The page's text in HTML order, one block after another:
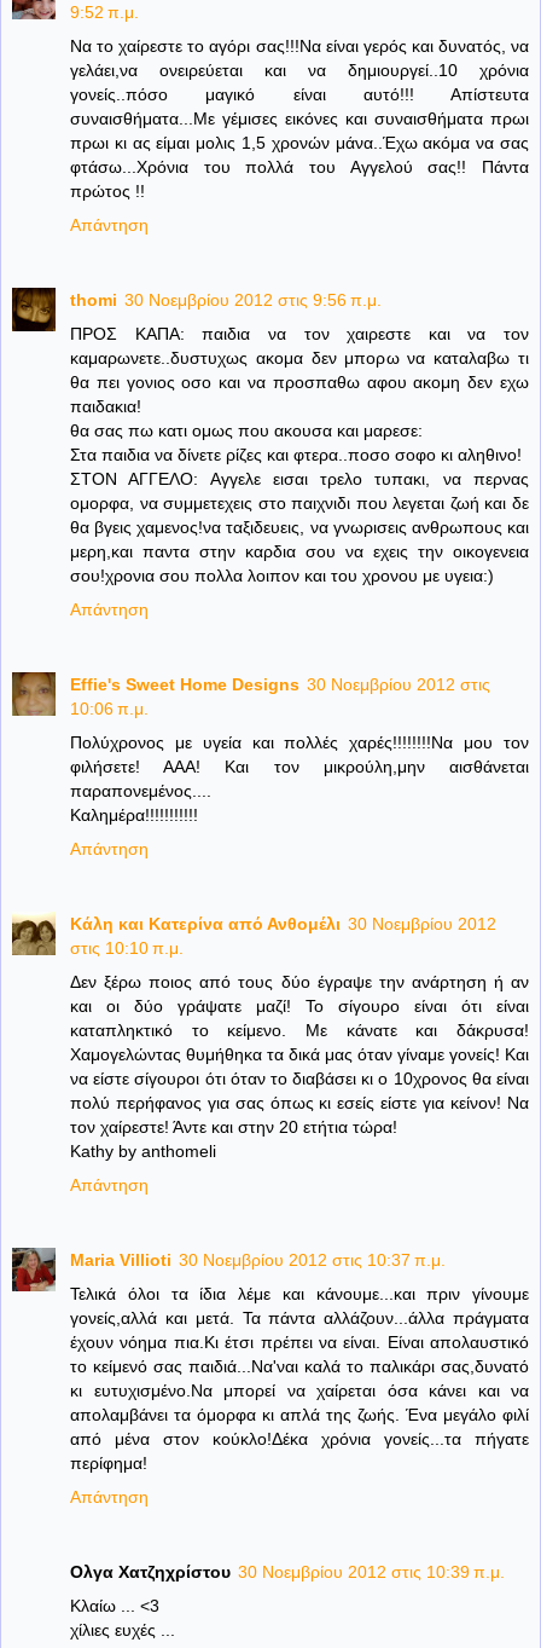
9:52 π.μ.
Να το χαίρεστε το αγόρι σας!!!Να είναι γερός και δυνατός, να
γελάει,να ονειρεύεται και να δημιουργεί..10 χρόνια
γονείς..πόσο μαγικό είναι αυτό!!! Απίστευτα
συναισθήματα...Με γέμισες εικόνες και συναισθήματα πρωι
πρωι κι ας είμαι μολις 1,5 χρονών μάνα..Έχω ακόμα να σας
φτάσω...Χρόνια του πολλά του Αγγελού σας!! Πάντα
πρώτος !!
Απάντηση
thomi 30 Νοεμβρίου 2012 στις 9:56 π.μ.
ΠΡΟΣ ΚΑΠΑ: παιδια να τον χαιρεστε και να τον
καμαρωνετε..δυστυχως ακομα δεν μπορω να καταλαβω τι
θα πει γονιος οσο και να προσπαθω αφου ακομη δεν εχω
παιδακια!
θα σας πω κατι ομως που ακουσα και μαρεσε:
Στα παιδια να δίνετε ρίζες και φτερα..ποσο σοφο κι αληθινο!
ΣΤΟΝ ΑΓΓΕΛΟ: Αγγελε εισαι τρελο τυπακι, να περνας
ομορφα, να συμμετεχεις στο παιχνιδι που λεγεται ζωή και δε
θα βγεις χαμενος!να ταξιδευεις, να γνωρισεις ανθρωπους και
μερη,και παντα στην καρδια σου να εχεις την οικογενεια
σου!χρονια σου πολλα λοιπον και του χρονου με υγεια:)
Απάντηση
Effie's Sweet Home Designs 30 Νοεμβρίου 2012 στις
10:06 π.μ.
Πολύχρονος με υγεία και πολλές χαρές!!!!!!!!Να μου τον
φιλήσετε! ΑΑΑ! Και τον μικρούλη,μην αισθάνεται
παραπονεμένος....
Καλημέρα!!!!!!!!!!!
Απάντηση
Κάλη και Κατερίνα από Ανθομέλι 30 Νοεμβρίου 2012
στις 10:10 π.μ.
Δεν ξέρω ποιος από τους δύο έγραψε την ανάρτηση ή αν
και οι δύο γράψατε μαζί! Το σίγουρο είναι ότι είναι
καταπληκτικό το κείμενο. Με κάνατε και δάκρυσα!
Χαμογελώντας θυμήθηκα τα δικά μας όταν γίναμε γονείς! Και
να είστε σίγουροι ότι όταν το διαβάσει κι ο 10χρονος θα είναι
πολύ περήφανος για σας όπως κι εσείς είστε για κείνον! Να
τον χαίρεστε! Άντε και στην 20 ετήτια τώρα!
Kathy by anthomeli
Απάντηση
Maria Villioti 30 Νοεμβρίου 2012 στις 10:37 π.μ.
Τελικά όλοι τα ίδια λέμε και κάνουμε...και πριν γίνουμε
γονείς,αλλά και μετά. Τα πάντα αλλάζουν...άλλα πράγματα
έχουν νόημα πια.Κι έτσι πρέπει να είναι. Είναι απολαυστικό
το κείμενό σας παιδιά...Να'ναι καλά το παλικάρι σας,δυνατό
κι ευτυχισμένο.Να μπορεί να χαίρεται όσα κάνει και να
απολαμβάνει τα όμορφα κι απλά της ζωής. Ένα μεγάλο φιλί
από μένα στον κούκλο!Δέκα χρόνια γονείς...τα πήγατε
περίφημα!
Απάντηση
Ολγα Χατζηχρίστου 30 Νοεμβρίου 2012 στις 10:39 π.μ.
Κλαίω ... <3
χίλιες ευχές ...